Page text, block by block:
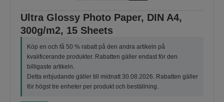
Ultra Glossy Photo Paper, DIN A4,
300g/m2, 15 Sheets
Köp en och få 50 % rabatt på den andra artikeln på
kvalificerande produkter. Rabatten gäller endast för den
billigaste artikeln.
Detta erbjudande gäller till midnatt 30.08.2026. Rabatten gäller
för högst tre enheter per produkt och beställning.